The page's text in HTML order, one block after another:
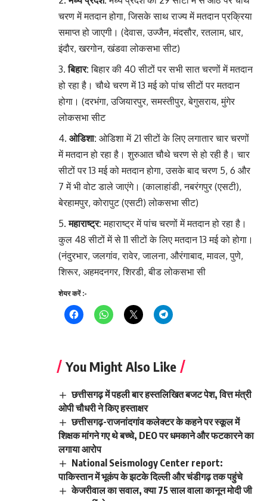
चरण में मतदान होगा, जिसके साथ राज्य में मतदान प्रक्रिया
समाप्त हो जाएगी। (देवास, उज्जैन, मंदसौर, रतलाम, धार,
इंदौर, खरगोन, खंडवा लोकसभा सीट)
बिहार:बिहार की 40 सीटों पर सभी सात चरणों में मतदान
हो रहा है। चौथे चरण में 13 मई को पांच सीटों पर मतदान
होगा। (दरभंगा, उजियारपुर, समस्तीपुर, बेगुसराय, मुंगेर
लोकसभा सीट
ओडिशा: ओडिशा में 21 सीटों के लिए लगातार चार चरणों
में मतदान हो रहा है। शुरुआत चौथे चरण से हो रही है। चार
सीटों पर 13 मई को मतदान होगा, उसके बाद चरण 5, 6 और
7 में भी वोट डाले जाएंगे। (कालाहांडी, नबरंगपुर (एसटी),
बेरहामपुर, कोरापुट (एसटी) लोकसभा सीट)
महाराष्ट्र:महाराष्ट्र में पांच चरणों में मतदान हो रहा है।
कुल 48 सीटों में से 11 सीटों के लिए मतदान 13 मई को होगा।
(नंदुरभार, जलगांव, रावेर, जालना, औरंगाबाद, मावल, पुणे,
शिरूर, अहमदनगर, शिरडी, बीड लोकसभा सी
Continue
Reading
शेयर करें :-
You Might Also Like
छत्तीसगढ़ में पहली बार हस्तलिखित बजट पेश, वित्त मंत्री
ओपी चौधरी ने किए हस्ताक्षर
छत्तीसगढ़-राजनांदगांव कलेक्टर के कहने पर स्कूल में
शिक्षक मांगने गए थे बच्चे, DEO पर धमकाने और फटकारने का
लगाया आरोप
National Seismology Center report:
पाकिस्तान में भूकंप के झटके दिल्ली और चंडीगढ़ तक पहुंचे
केजरीवाल का सवाल, क्या 75 साल वाला कानून मोदी जी